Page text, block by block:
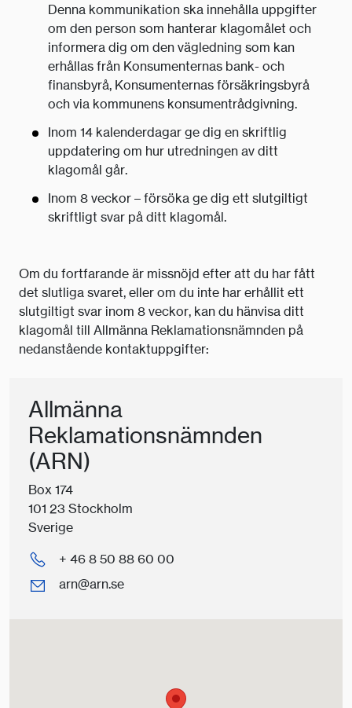
Denna kommunikation ska innehålla uppgifter
om den person som hanterar klagomålet och
informera dig om den vägledning som kan
erhållas från Konsumenternas bank- och
finansbyrå, Konsumenternas försäkringsbyrå
och via kommunens konsumentrådgivning.
Inom 14 kalenderdagar ge dig en skriftlig
uppdatering om hur utredningen av ditt
klagomål går.
Inom 8 veckor – försöka ge dig ett slutgiltigt
skriftligt svar på ditt klagomål.
Om du fortfarande är missnöjd efter att du har fått
det slutliga svaret, eller om du inte har erhållit ett
slutgiltigt svar inom 8 veckor, kan du hänvisa ditt
klagomål till Allmänna Reklamationsnämnden på
nedanstående kontaktuppgifter:
Allmänna
Reklamationsnämnden
(ARN)
Box 174
101 23 Stockholm
Sverige
+ 46 8 50 88 60 00
arn@arn.se